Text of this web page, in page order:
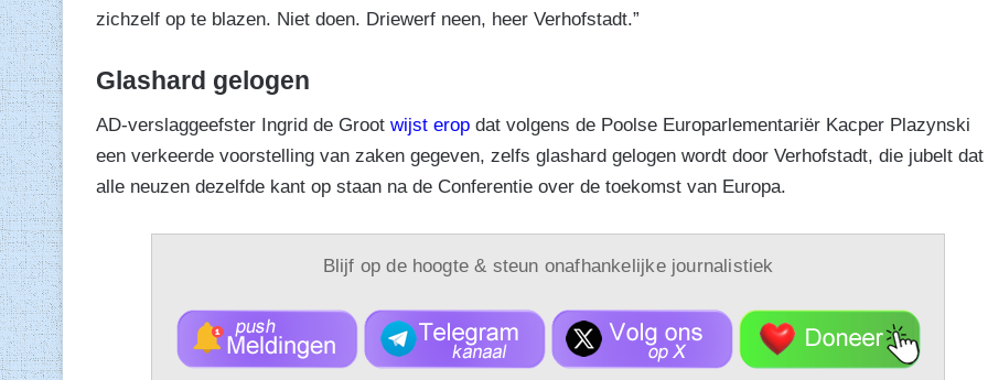
zichzelf op te blazen. Niet doen. Driewerf neen, heer Verhofstadt.”
Glashard gelogen
AD-verslaggeefster Ingrid de Groot wijst erop dat volgens de Poolse Europarlementariër Kacper Plazynski
een verkeerde voorstelling van zaken gegeven, zelfs glashard gelogen wordt door Verhofstadt, die jubelt dat
alle neuzen dezelfde kant op staan na de Conferentie over de toekomst van Europa.
Blijf op de hoogte & steun onafhankelijke journalistiek